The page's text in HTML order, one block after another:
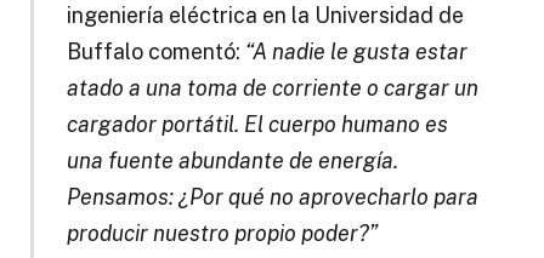
ingeniería eléctrica en la Universidad de
Buffalo comentó: “A nadie le gusta estar
atado a una toma de corriente o cargar un
cargador portátil. El cuerpo humano es
una fuente abundante de energía.
Pensamos: ¿Por qué no aprovecharlo para
producir nuestro propio poder?”